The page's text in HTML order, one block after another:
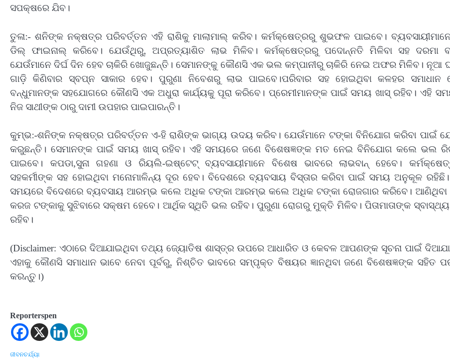
ସପକ୍ଷରେ ଯିବ।
ତୁଳା:- ଶନିଙ୍କ ନକ୍ଷତ୍ର ପରିବର୍ତ୍ତନ ଏହି ରାଶିକୁ ମାଲାମାଲ୍ କରିବ। କର୍ମକ୍ଷେତ୍ରରୁ ଶୁଭଫଳ ପାଇବେ।
ଡିଲ୍ ଫାଇନାଲ୍ କରିବେ। ଯେଉଁଥିରୁ, ଅପ୍ରତ୍ୟାଶିତ ଲାଭ ମିଳିବ। କର୍ମକ୍ଷେତ୍ରରୁ ପଦୋନ୍ନତି ମିଳିବା ସହ ଦରମା
ଯେଉଁମାନେ ଦିର୍ଘ ଦିନ ହେବ ଚାକିରି ଖୋଜୁଛନ୍ତି। ସେମାନଙ୍କୁ କୌଣସି ଏକ ଭଲ କମ୍ପାନୀରୁ ଚାକିରି ନେଇ ଅଫର ମିଳିବ। ନୂଆ
ଗାଡ଼ି କିଣିବାର ସ୍ବପ୍ନ ସାକାର ହେବ। ପୁରୁଣା ନିବେଶରୁ ଲାଭ ପାଇବେ।ପରିବାର ସହ ହୋଇଥିବା କଳହର ସମାଧାନ
ବନ୍ଧୁମାନଙ୍କ ସହଯୋଗରେ କୌଣସି ଏକ ଅଧୁରା କାର୍ଯ୍ୟକୁ ପୂରା କରିବେ। ପ୍ରେମୀମାନଙ୍କ ପାଇଁ ସମୟ ଖାସ୍ ରହିବ। ଏହି
ନିଜ ସାଥୀଙ୍କ ଠାରୁ ଦାମୀ ଉପହାର ପାଇପାରନ୍ତି।
କୁମ୍ଭ:-ଶନିଙ୍କ ନକ୍ଷତ୍ର ପରିବର୍ତ୍ତନ ଏ-ହି ରାଶିଙ୍କ ଭାଗ୍ୟ ଉଦୟ କରିବ। ଯେଉଁମାନେ ଟଙ୍କା ବିନିଯୋଗ କରିବା ପାଇଁ
କରୁଛନ୍ତି। ସେମାନଙ୍କ ପାଇଁ ସମୟ ଖାସ୍ ରହିବ। ଏହି ସମୟରେ ଜଣେ ବିଶେଷଜ୍ଞଙ୍କ ମତ ନେଇ ବିନିଯୋଗ କଲେ ଭଲ
ପାଇବେ। କପଡା,ସୁନା ଗହଣା ଓ ରିୟଲି-ଇଷ୍ଟେଟ୍ ବ୍ୟବସାୟୀମାନେ ବିଶେଷ ଭାବରେ ଲାଭବାନ୍ ହେବେ।
ସହକର୍ମୀଙ୍କ ସହ ହୋଇଥିବା ମନୋମାଳିନ୍ୟ ଦୂର ହେବ। ବିଦେଶରେ ବ୍ୟବସାୟ ବିସ୍ତାର କରିବା ପାଇଁ ସମୟ ଅନୁକୂଳ
ସମୟରେ ବିଦେଶରେ ବ୍ୟବସାୟ ଆରମ୍ଭ କଲେ ଅଧିକ ଟଙ୍କା ଆରମ୍ଭ କଲେ ଅଧିକ ଟଙ୍କା ରୋଜଗାର କରିବେ। ଆଣିଥିବା
କରଜ ଟଙ୍କାକୁ ସୁଝିବାରେ ସକ୍ଷମ ହେବେ। ଆର୍ଥିକ ସ୍ଥିତି ଭଲ ରହିବ। ପୁରୁଣା ରୋଗରୁ ମୁକ୍ତି ମିଳିବ। ପିତାମାତାଙ୍କ
ରହିବ।
(Disclaimer: ଏଠାରେ ଦିଆଯାଇଥିବା ତଥ୍ୟ ଜ୍ୟୋତିଷ ଶାସ୍ତ୍ର ଉପରେ ଆଧାରିତ ଓ କେବଳ ଆପଣଙ୍କ ସୂଚନା ପାଇଁ
ଏହାକୁ କୌଣସି ସମାଧାନ ଭାବେ ନେବା ପୂର୍ବରୁ, ନିଶ୍ଚିତ ଭାବରେ ସମ୍ପୃକ୍ତ ବିଷୟର ଜ୍ଞାନଥିବା ଜଣେ ବିଶେଷଜ୍ଞଙ୍କ ସହିତ
କରନ୍ତୁ।)
Reporterspen
ଜୀବନଚର୍ଯ୍ୟା